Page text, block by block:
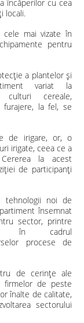
încăperilor cu cea
locali.
mai vizate în
pentru
a plantelor şi
variat la
culturi cereale,
furajere, la fel, se
de irigare, or, o
irigate, ceea ce a
la acest
de participanți
tehnologii noi de
însemnat
sector, printre
în cadrul
procese de
de cerințe ale
firmelor de peste
înalte de calitate,
sectorului